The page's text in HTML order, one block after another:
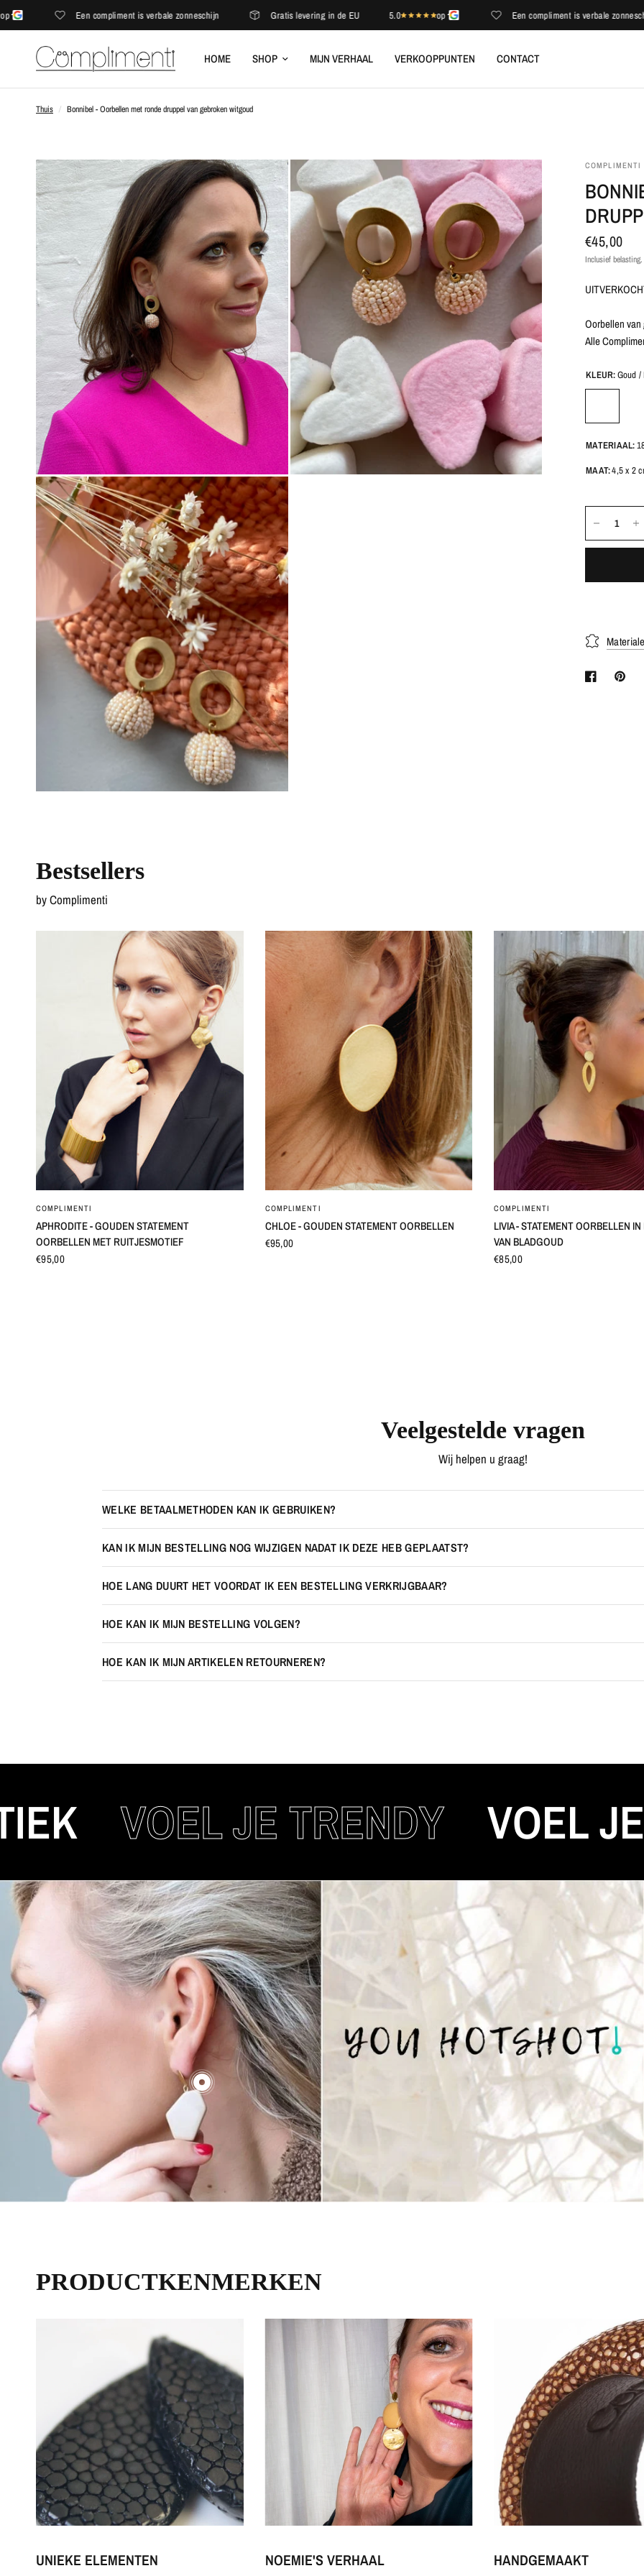
Een compliment is verbale zonneschijn Gratis levering in de EU op Een compliment is verbale zonneschijn
HOME SHOP MIJN VERHAAL VERKOOPPUNTEN CONTACT
Thuis / Bonnibel - Oorbellen met ronde druppel van gebroken witgoud
COMPLIMENTI
€45,00
Inclusief belasting.
Oorbellen
Alle
KLEUR:Goud /
MATERIAAL:
MAAT:4,5 x 2
Bestsellers
by Complimenti
COMPLIMENTI
APHRODITE - GOUDEN STATEMENT
OORBELLEN MET RUITJESMOTIEF
€95,00
COMPLIMENTI
CHLOE - GOUDEN STATEMENT OORBELLEN
€95,00
COMPLIMENTI
LIVIA - STATEMENT OORBELLEN
VAN BLADGOUD
€85,00
Veelgestelde vragen
Wij helpen u graag!
WELKE BETAALMETHODEN KAN IK GEBRUIKEN?
KAN IK MIJN BESTELLING NOG WIJZIGEN NADAT IK DEZE HEB GEPLAATST?
HOE LANG DUURT HET VOORDAT IK EEN BESTELLING VERKRIJGBAAR?
HOE KAN IK MIJN BESTELLING VOLGEN?
HOE KAN IK MIJN ARTIKELEN RETOURNEREN?
VOEL JE TRENDY VOEL JE
€70,00
PRODUCTKENMERKEN
UNIEKE ELEMENTEN NOEMIE'S VERHAAL HANDGEMAAKT